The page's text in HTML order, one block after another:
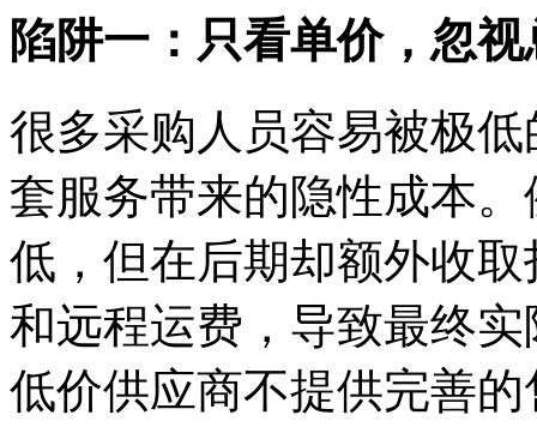
陷阱一：只看单价，忽
很多采购人员容易被极
套服务带来的隐性成本
低，但在后期却额外收
和远程运费，导致最终
低价供应商不提供完善